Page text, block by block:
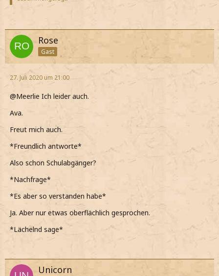
Rose
Gast
27. Juli 2020 um 21:00
@Meerlie Ich leider auch.
Ava.
Freut mich auch.
*Freundlich antworte*
Also schon Schulabgänger?
*Nachfrage*
*Es aber so verstanden habe*
Ja. Aber nur etwas oberflächlich gesprochen.
*Lächelnd sage*
Unicorn